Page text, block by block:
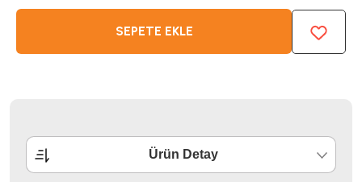
SEPETE EKLE
Ürün Detay